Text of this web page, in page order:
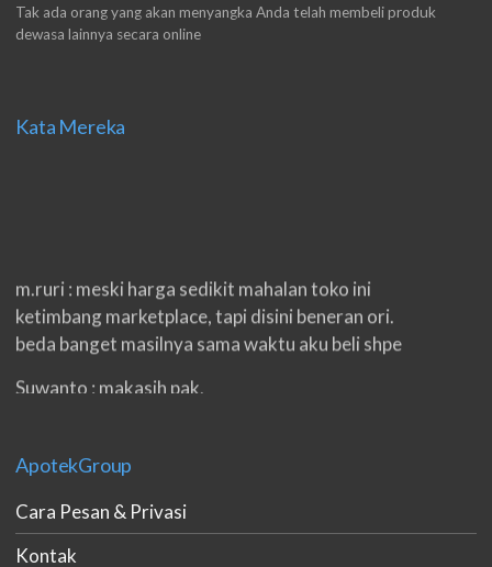
Tak ada orang yang akan menyangka Anda telah membeli produk
dewasa lainnya secara online
Kata Mereka
m.ruri : meski harga sedikit mahalan toko ini
ketimbang marketplace, tapi disini beneran ori.
beda banget masilnya sama waktu aku beli shpe
Suwanto : makasih pak.
double. beneran sama sekali tidak ada nama
produknya. tetep jaga kualitas ya gan.
eko padang : ko brang udh sampek, kan bru 2 hri
gan. cpet bgt
ApotekGroup
Cara Pesan & Privasi
Kontak